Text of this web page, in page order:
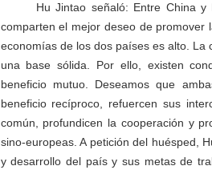
Hu Jintao señaló: Entre China
comparten el mejor deseo de promover
economías de los dos países es alto. La
una base sólida. Por ello, existen
beneficio mutuo. Deseamos que
beneficio recíproco, refuercen sus
común, profundicen la cooperación y
sino-europeas. A petición del huésped,
y desarrollo del país y sus metas de